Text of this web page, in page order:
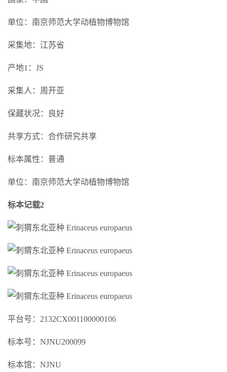
单位：南京师范大学动植物博物馆
采集地：江苏省
产地1：JS
采集人：周开亚
保藏状况：良好
共享方式：合作研究共享
标本属性：普通
单位：南京师范大学动植物博物馆
标本记载2
平台号：2132CX001100000106
标本号：NJNU200099
标本馆：NJNU